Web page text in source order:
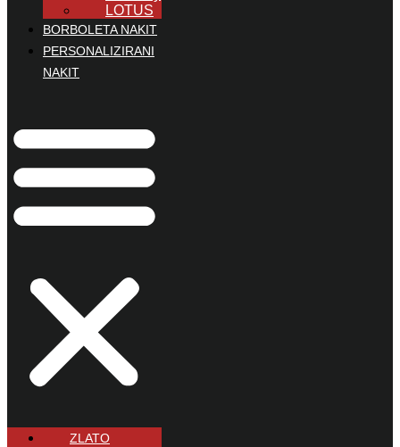
LOTUS
BORBOLETA NAKIT
PERSONALIZIRANI
NAKIT
ZLATO